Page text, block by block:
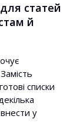
статей
й
списки
у